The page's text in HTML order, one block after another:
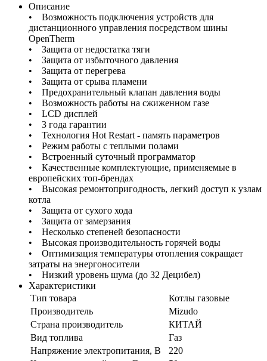
Описание
• Возможность подключения устройств для
дистанционного управления посредством шины
OpenTherm
• Защита от недостатка тяги
• Защита от избыточного давления
• Защита от перегрева
• Защита от срыва пламени
• Предохранительный клапан давления воды
• Возможность работы на сжиженном газе
• LCD дисплей
• 3 года гарантии
• Технология Hot Restart - память параметров
• Режим работы с теплыми полами
• Встроенный суточный программатор
• Качественные комплектующие, применяемые в
европейских топ-брендах
• Высокая ремонтопригодность, легкий доступ к узлам
котла
• Защита от сухого хода
• Защита от замерзания
• Несколько степеней безопасности
• Высокая производительность горячей воды
• Оптимизация температуры отопления сокращает
затраты на энергоносители
• Низкий уровень шума (до 32 Децибел)
Характеристики
Тип товара
Котлы газовые
Производитель
Mizudo
Страна производитель
КИТАЙ
Вид топлива
Газ
Напряжение электропитания, В
220